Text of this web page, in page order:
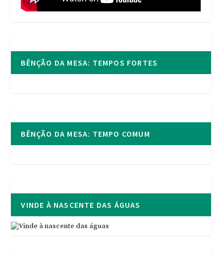
BÊNÇÃO DA MESA: TEMPOS FORTES
BÊNÇÃO DA MESA: TEMPO COMUM
VINDE À NASCENTE DAS ÁGUAS